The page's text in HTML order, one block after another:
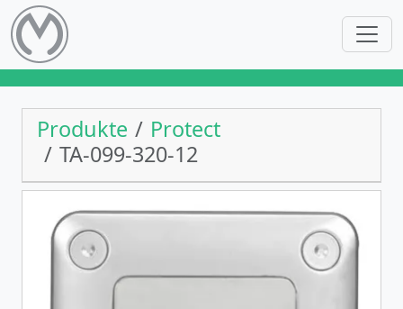
Produkte
Protect
TA-099-320-12